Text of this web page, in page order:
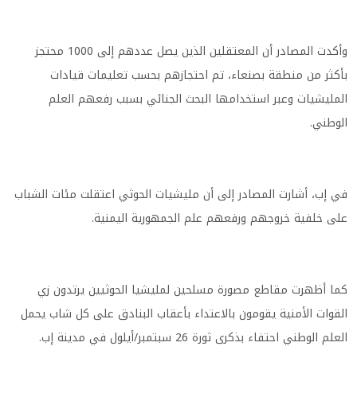
وأكدت المصادر أن المعتقلين الذين يصل عددهم إلى 1000 محتجز
بأكثر من منطقة بصنعاء، تم احتجازهم بحسب تعليمات قيادات
المليشيات وعبر استخدامها البحث الجنائي بسبب رفعهم العلم
الوطني.
في إب، أشارت المصادر إلى أن مليشيات الحوثي اعتقلت مئات الشباب
على خلفية خروجهم ورفعهم علم الجمهورية اليمنية.
كما أظهرت مقاطع مصورة مسلحين لمليشيا الحوثيين يرتدون زي
القوات الأمنية يقومون بالاعتداء بأعقاب البنادق على كل شاب يحمل
العلم الوطني احتفاء بذكرى ثورة 26 سبتمبر/أيلول في مدينة إب.